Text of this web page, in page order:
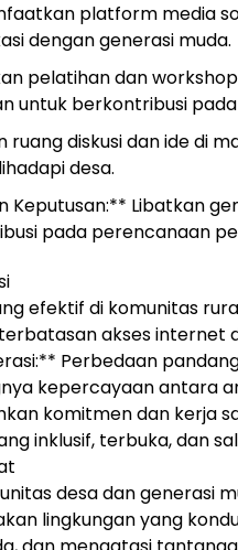
platform media
dengan generasi muda.
pelatihan dan
untuk berkontribusi
ruang diskusi dan ide
desa.
Libatkan
pada perencanaan
efektif di komunitas
akses internet
Perbedaan
kepercayaan antara
komitmen dan kerja
inklusif, terbuka, dan
desa dan
lingkungan yang